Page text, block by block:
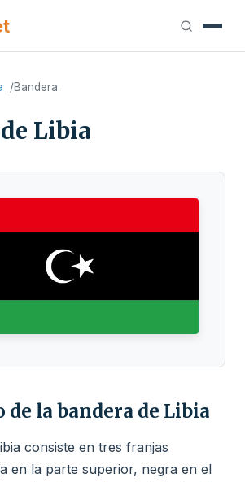
Bandera
Libia
de la bandera de Libia
consiste en tres franjas
en la parte superior, negra en el